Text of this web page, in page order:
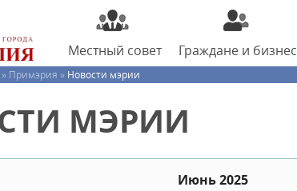
Местный совет Граждане и бизнес
Примэрия » Новости мэрии
МЭРИИ
Июнь 2025